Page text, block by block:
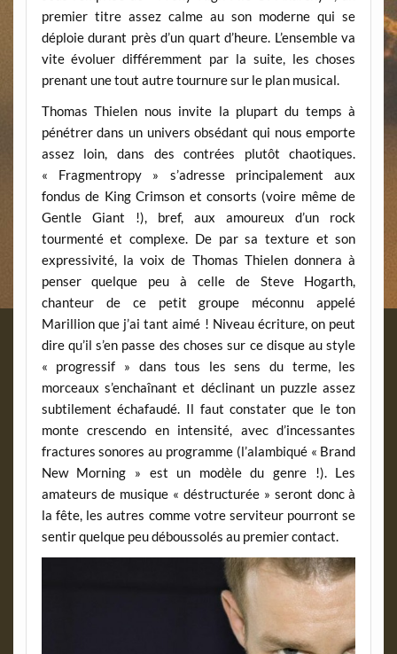
premier titre assez calme au son moderne qui se
déploie durant près d’un quart d’heure. L’ensemble va
vite évoluer différemment par la suite, les choses
prenant une tout autre tournure sur le plan musical.
Thomas Thielen nous invite la plupart du temps à
pénétrer dans un univers obsédant qui nous emporte
assez loin, dans des contrées plutôt chaotiques.
« Fragmentropy » s’adresse principalement aux
fondus de King Crimson et consorts (voire même de
Gentle Giant !), bref, aux amoureux d’un rock
tourmenté et complexe. De par sa texture et son
expressivité, la voix de Thomas Thielen donnera à
penser quelque peu à celle de Steve Hogarth,
chanteur de ce petit groupe méconnu appelé
Marillion que j’ai tant aimé ! Niveau écriture, on peut
dire qu’il s’en passe des choses sur ce disque au style
« progressif » dans tous les sens du terme, les
morceaux s’enchaînant et déclinant un puzzle assez
subtilement échafaudé. Il faut constater que le ton
monte crescendo en intensité, avec d’incessantes
fractures sonores au programme (l’alambiqué « Brand
New Morning » est un modèle du genre !). Les
amateurs de musique « déstructurée » seront donc à
la fête, les autres comme votre serviteur pourront se
sentir quelque peu déboussolés au premier contact.